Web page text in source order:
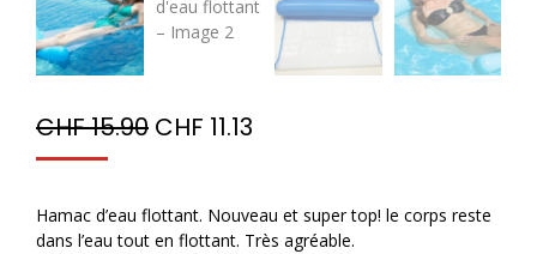
CHF15.90 CHF 11.13
Hamac d’eau flottant. Nouveau et super top! le corps reste
dans l’eau tout en flottant. Très agréable.